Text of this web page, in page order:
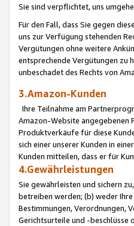
Sie sind verpflichtet, uns
Für den Fall, dass Sie gegen
uns zur Verfügung stehenden
Vergütungen ohne weitere
entsprechende Vergütungen zu
unbeschadet des Rechts von
3.Amazon-Kunden
Ihre Teilnahme am
Amazon-Website angegebenen
Produktverkäufe für diese
sich einer unserer Kunden in
Kunden mitteilen, dass er für
4.Gewährleistungen
Sie gewährleisten und sichern
betreiben werden; (b) weder
Bestimmungen, Verordnungen,
Gerichtsurteile und -beschlüsse